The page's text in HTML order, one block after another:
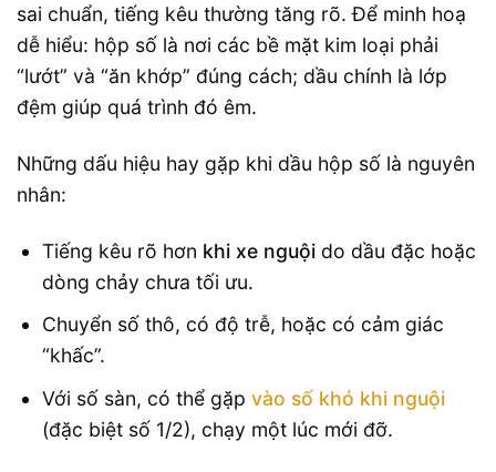
sai chuẩn, tiếng kêu thường tăng rõ. Để minh hoạ
dễ hiểu: hộp số là nơi các bề mặt kim loại phải
“lướt” và “ăn khớp” đúng cách; dầu chính là lớp
đệm giúp quá trình đó êm.
Những dấu hiệu hay gặp khi dầu hộp số là nguyên
nhân:
Tiếng kêu rõ hơn khi xe nguộido dầu đặc hoặc
dòng chảy chưa tối ưu.
Chuyển số thô, có độ trễ, hoặc có cảm giác
“khấc”.
Với số sàn, có thể gặp vào số khó khi nguội
(đặc biệt số 1/2), chạy một lúc mới đỡ.